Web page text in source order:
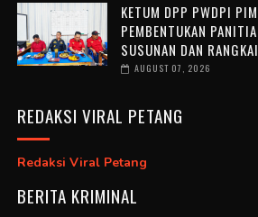
KETUM DPP PWDPI
PEMBENTUKAN
SUSUNAN DAN
AUGUST 07, 2026
REDAKSI VIRAL PETANG
Redaksi Viral Petang
BERITA KRIMINAL